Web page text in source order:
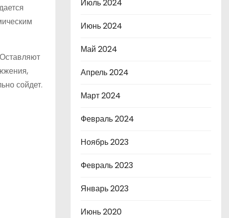
сойдет.
Июль 2024
Июнь 2024
Май 2024
Апрель 2024
Март 2024
Февраль 2024
Ноябрь 2023
Февраль 2023
Январь 2023
Июнь 2020